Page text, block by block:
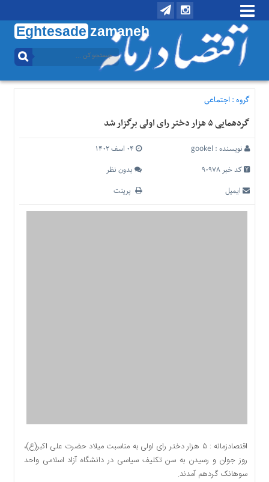
Eghtesade zamaneh
منوی
تماس
درباره
منوی
اصلی
خانه
گروه :اجتماعی
گردهمایی ۵ هزار دختر رای اولی برگزار شد
نویسنده : gookel
کد خبر 90978
بدون نظر
ایمیل
پرینت
اقتصادزمانه : ۵ هزار دختر رای اولی به مناسبت میلاد حضرت علی اکبر(ع)،
روز جوان و رسیدن به سن تکلیف سیاسی در دانشگاه آزاد اسلامی واحد
سوهانک گردهم آمدند.